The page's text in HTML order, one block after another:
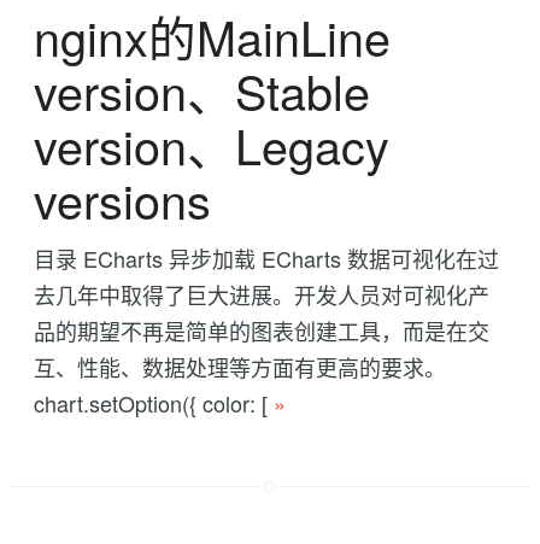
nginx的MainLine
version、Stable
version、Legacy
versions
目录 ECharts 异步加载 ECharts 数据可视化在过
去几年中取得了巨大进展。开发人员对可视化产
品的期望不再是简单的图表创建工具，而是在交
互、性能、数据处理等方面有更高的要求。
chart.setOption({ color: [ »